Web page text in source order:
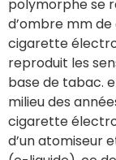
polymorphe se
d’ombre mm de
cigarette
reproduit les
base de tabac.
milieu des
cigarette
d’un atomiseur